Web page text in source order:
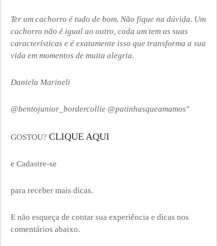
Ter um cachorro é tudo de bom. Não fique na dúvida. Um
cachorro não é igual ao outro, cada um tem as suas
características e é exatamente isso que transforma a sua
vida em momentos de muita alegria.
Daniela Marineli
@bentojunior_bordercollie @patinhasqueamamos"
GOSTOU? CLIQUE AQUI
e Cadastre-se
para receber mais dicas.
E não esqueça de contar sua experiência e dicas nos
comentários abaixo.